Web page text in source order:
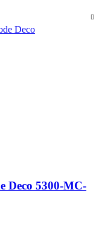
Deco
5300-MC-